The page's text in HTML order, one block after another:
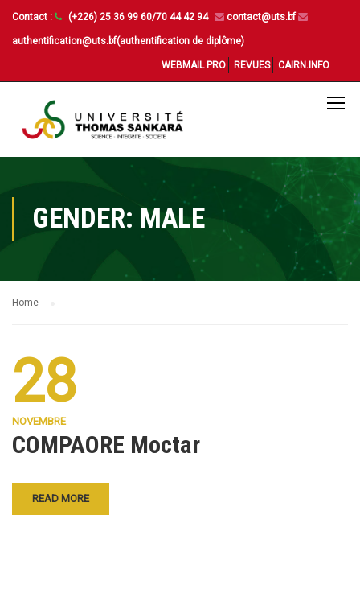
Contact : (+226) 25 36 99 60/70 44 42 94 contact@uts.bf
authentification@uts.bf(authentification de diplôme)
WEBMAIL PRO REVUES CAIRN.INFO
GENDER: MALE
Home
28
NOVEMBRE
COMPAORE Moctar
READ MORE